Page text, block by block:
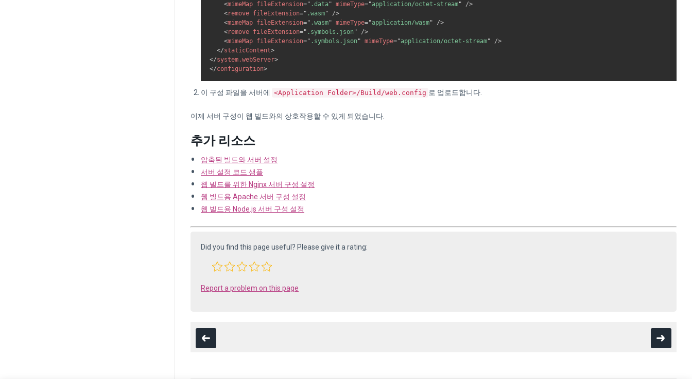
<mimeMap fileExtension=" .data" mimeType="application/octet-stream"
/>
<remove fileExtension=" .wasm"
/>
<mimeMap fileExtension=" .wasm" mimeType="application/wasm"
/>
<remove fileExtension=" .symbols.json "
/>
<mimeMap fileExtension=" .symbols.json " mimeType="application/octet-stream"
/>
</staticContent>
</system.webServer>
</configuration>
이 구성 파일을 서버에 <Application Folder>/Build/web.config 로 업로드합니다.
이제 서버 구성이 웹 빌드와의 상호작용할 수 있게 되었습니다.
추가 리소스
압축된 빌드와 서버 설정
서버 설정 코드 샘플
웹 빌드를 위한 Nginx 서버 구성 설정
웹 빌드용 Apache 서버 구성 설정
웹 빌드용 Node.js 서버 구성 설정
Did you find this page useful? Please give it a rating:
Report a problem on this page